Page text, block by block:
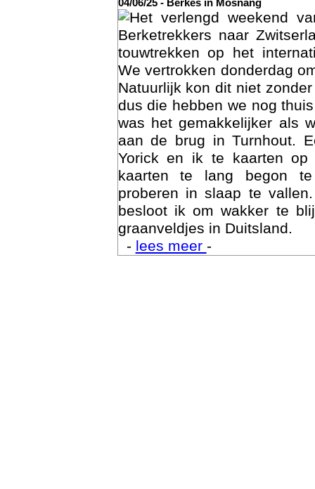
04/06/25 - Berkes in Mosnang
Het verlengd weekend
Berketrekkers naar
touwtrekken op het
We vertrokken donderdag
Natuurlijk kon dit niet
dus die hebben we nog
was het gemakkelijker als
aan de brug in Turnhout.
Yorick en ik te kaarten op
kaarten te lang begon
proberen in slaap te
besloot ik om wakker te
graanveldjes in Duitsland.
-lees meer-